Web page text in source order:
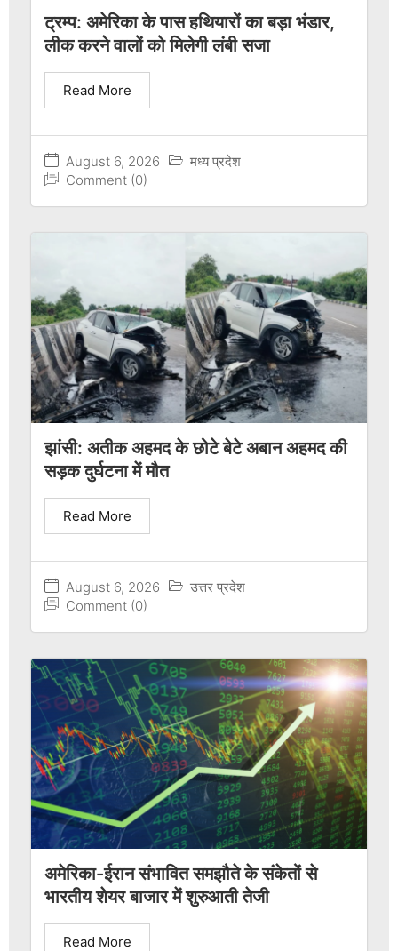
ट्रम्प: अमेरिका के पास हथियारों का बड़ा भंडार,
लीक करने वालों को मिलेगी लंबी सजा
August 6, 2026
मध्य प्रदेश
Comment (0)
Read More
झांसी: अतीक अहमद के छोटे बेटे अबान अहमद की
सड़क दुर्घटना में मौत
August 6, 2026
उत्तर प्रदेश
Comment (0)
Read More
अमेरिका-ईरान संभावित समझौते के संकेतों से
भारतीय शेयर बाजार में शुरुआती तेजी
Read More